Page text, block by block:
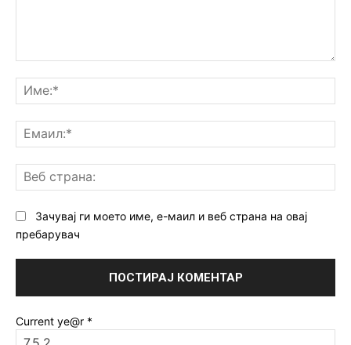
Зачувај ги моето име, е-маил и веб страна на овај
пребарувач
Current ye@r *